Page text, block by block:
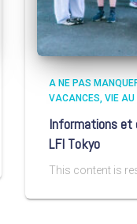
A NE PAS
VACANCES VIE AU
Informations et
LFI Tokyo
This content is